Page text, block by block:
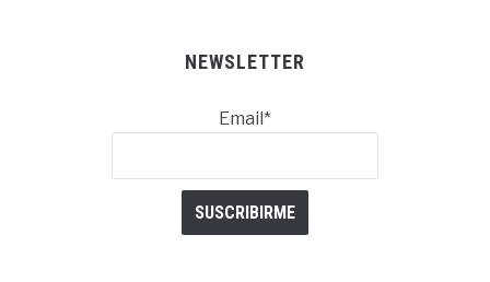
NEWSLETTER
Email*